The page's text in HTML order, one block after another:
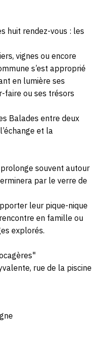
huit rendez-vous : les
vignes ou encore
s’est approprié
en lumière ses
faire ou ses trésors
Balades entre deux
et la
souvent autour
par le verre de
leur pique-nique
en famille ou
explorés.
rue de la piscine